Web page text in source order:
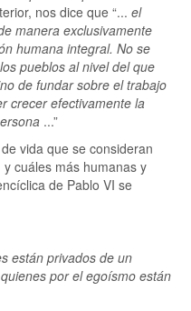
nos dice que “... el
manera exclusivamente
humana integral. No se
pueblos al nivel del que
de fundar sobre el trabajo
crecer efectivamente la
...”
vida que se consideran
cuáles más humanas y
de Pablo VI se
están privados de un
por el egoísmo están